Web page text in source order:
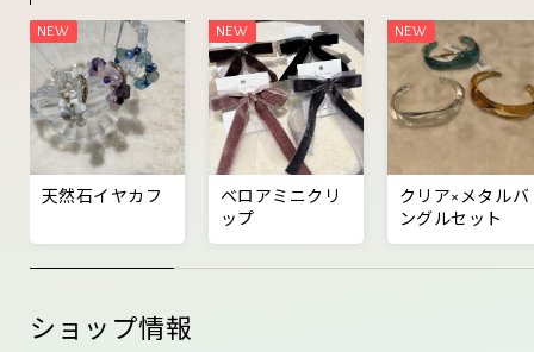
天然石イヤカフ
ベロアミニクリ
ップ
クリア×メタルバ
ングルセット
ショップ情報